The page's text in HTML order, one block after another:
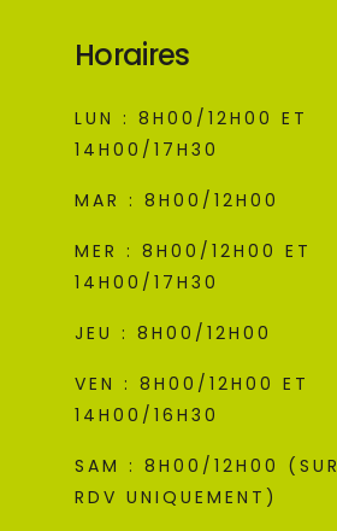
Horaires
LUN : 8H00/12H00 ET
14H00/17H30
MAR : 8H00/12H00
MER : 8H00/12H00 ET
14H00/17H30
JEU : 8H00/12H00
VEN : 8H00/12H00 ET
14H00/16H30
SAM : 8H00/12H00 (SUR
RDV UNIQUEMENT)